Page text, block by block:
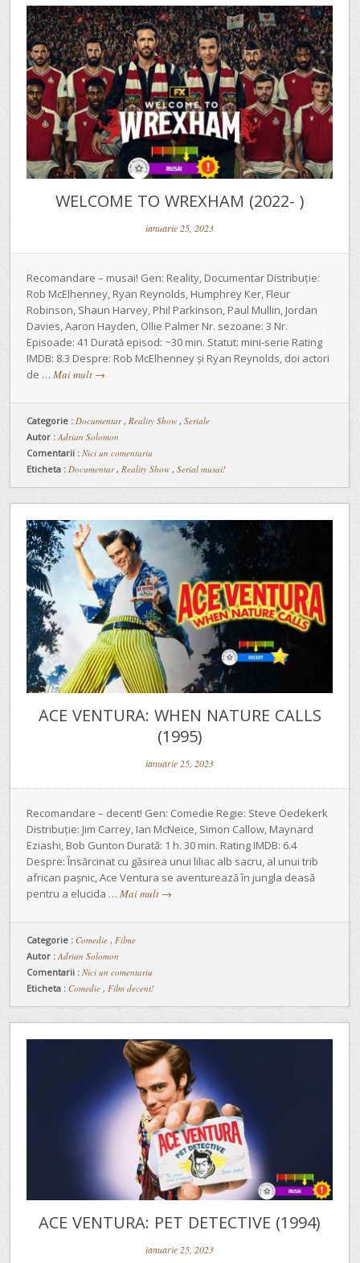
WELCOME TO WREXHAM (2022- )
ianuarie 25, 2023
Recomandare – musai! Gen: Reality, Documentar Distribuție:
Rob McElhenney, Ryan Reynolds, Humphrey Ker, Fleur
Robinson, Shaun Harvey, Phil Parkinson, Paul Mullin, Jordan
Davies, Aaron Hayden, Ollie Palmer Nr. sezoane: 3 Nr.
Episoade: 41 Durată episod: ~30 min. Statut: mini-serie Rating
IMDB: 8.3 Despre: Rob McElhenney și Ryan Reynolds, doi actori
de … Mai mult →
Categorie : Documentar, Reality Show , Seriale
Autor : Adrian Solomon
Comentarii : Nici un comentariu
Eticheta : Documentar, Reality Show , Serial musai!
ACE VENTURA: WHEN NATURE CALLS
(1995)
ianuarie 25, 2023
Recomandare – decent! Gen: Comedie Regie: Steve Oedekerk
Distribuție: Jim Carrey, Ian McNeice, Simon Callow, Maynard
Eziashi, Bob Gunton Durată: 1 h. 30 min. Rating IMDB: 6.4
Despre: Însărcinat cu găsirea unui liliac alb sacru, al unui trib
african pașnic, Ace Ventura se aventurează în jungla deasă
pentru a elucida … Mai mult →
Categorie : Comedie , Filme
Autor : Adrian Solomon
Comentarii : Nici un comentariu
Eticheta : Comedie , Film decent!
ACE VENTURA: PET DETECTIVE (1994)
ianuarie 25, 2023